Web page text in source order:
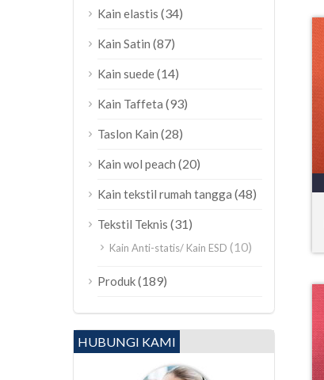
Kain elastis (34)
Kain Satin (87)
Kain suede(14)
Kain Taffeta (93)
Taslon Kain (28)
Kain wol peach (20)
Kain tekstil rumah tangga (48)
Tekstil Teknis (31)
Kain Anti-statis/ Kain ESD (10)
Produk(189)
HUBUNGI KAMI